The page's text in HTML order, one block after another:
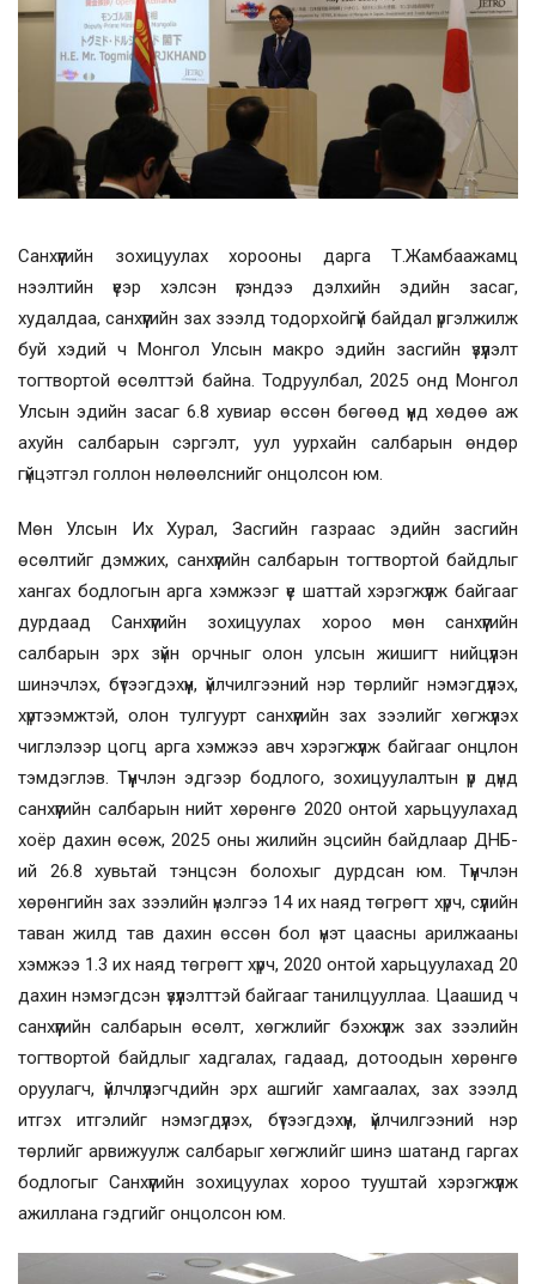
Санхүүгийн зохицуулах хорооны дарга Т.Жамбаажамц
нээлтийн үеэр хэлсэн үгэндээ дэлхийн эдийн засаг,
худалдаа, санхүүгийн зах зээлд тодорхойгүй байдал үргэлжилж
буй хэдий ч Монгол Улсын макро эдийн засгийн үзүүлэлт
тогтвортой өсөлттэй байна. Тодруулбал, 2025 онд Монгол
Улсын эдийн засаг 6.8 хувиар өссөн бөгөөд үүнд хөдөө аж
ахуйн салбарын сэргэлт, уул уурхайн салбарын өндөр
гүйцэтгэл голлон нөлөөлснийг онцолсон юм.
Мөн Улсын Их Хурал, Засгийн газраас эдийн засгийн
өсөлтийг дэмжих, санхүүгийн салбарын тогтвортой байдлыг
хангах бодлогын арга хэмжээг үе шаттай хэрэгжүүлж байгааг
дурдаад Санхүүгийн зохицуулах хороо мөн санхүүгийн
салбарын эрх зүйн орчныг олон улсын жишигт нийцүүлэн
шинэчлэх, бүтээгдэхүүн, үйлчилгээний нэр төрлийг нэмэгдүүлэх,
хүртээмжтэй, олон тулгуурт санхүүгийн зах зээлийг хөгжүүлэх
чиглэлээр цогц арга хэмжээ авч хэрэгжүүлж байгааг онцлон
тэмдэглэв. Түүнчлэн эдгээр бодлого, зохицуулалтын үр дүнд
санхүүгийн салбарын нийт хөрөнгө 2020 онтой харьцуулахад
хоёр дахин өсөж, 2025 оны жилийн эцсийн байдлаар ДНБ-
ий 26.8 хувьтай тэнцсэн болохыг дурдсан юм. Түүнчлэн
хөрөнгийн зах зээлийн үнэлгээ 14 их наяд төгрөгт хүрч, сүүлийн
таван жилд тав дахин өссөн бол үнэт цаасны арилжааны
хэмжээ 1.3 их наяд төгрөгт хүрч, 2020 онтой харьцуулахад 20
дахин нэмэгдсэн үзүүлэлттэй байгааг танилцууллаа. Цаашид ч
санхүүгийн салбарын өсөлт, хөгжлийг бэхжүүлж зах зээлийн
тогтвортой байдлыг хадгалах, гадаад, дотоодын хөрөнгө
оруулагч, үйлчлүүлэгчдийн эрх ашгийг хамгаалах, зах зээлд
итгэх итгэлийг нэмэгдүүлэх, бүтээгдэхүүн, үйлчилгээний нэр
төрлийг арвижуулж салбарыг хөгжлийг шинэ шатанд гаргах
бодлогыг Санхүүгийн зохицуулах хороо тууштай хэрэгжүүлж
ажиллана гэдгийг онцолсон юм.